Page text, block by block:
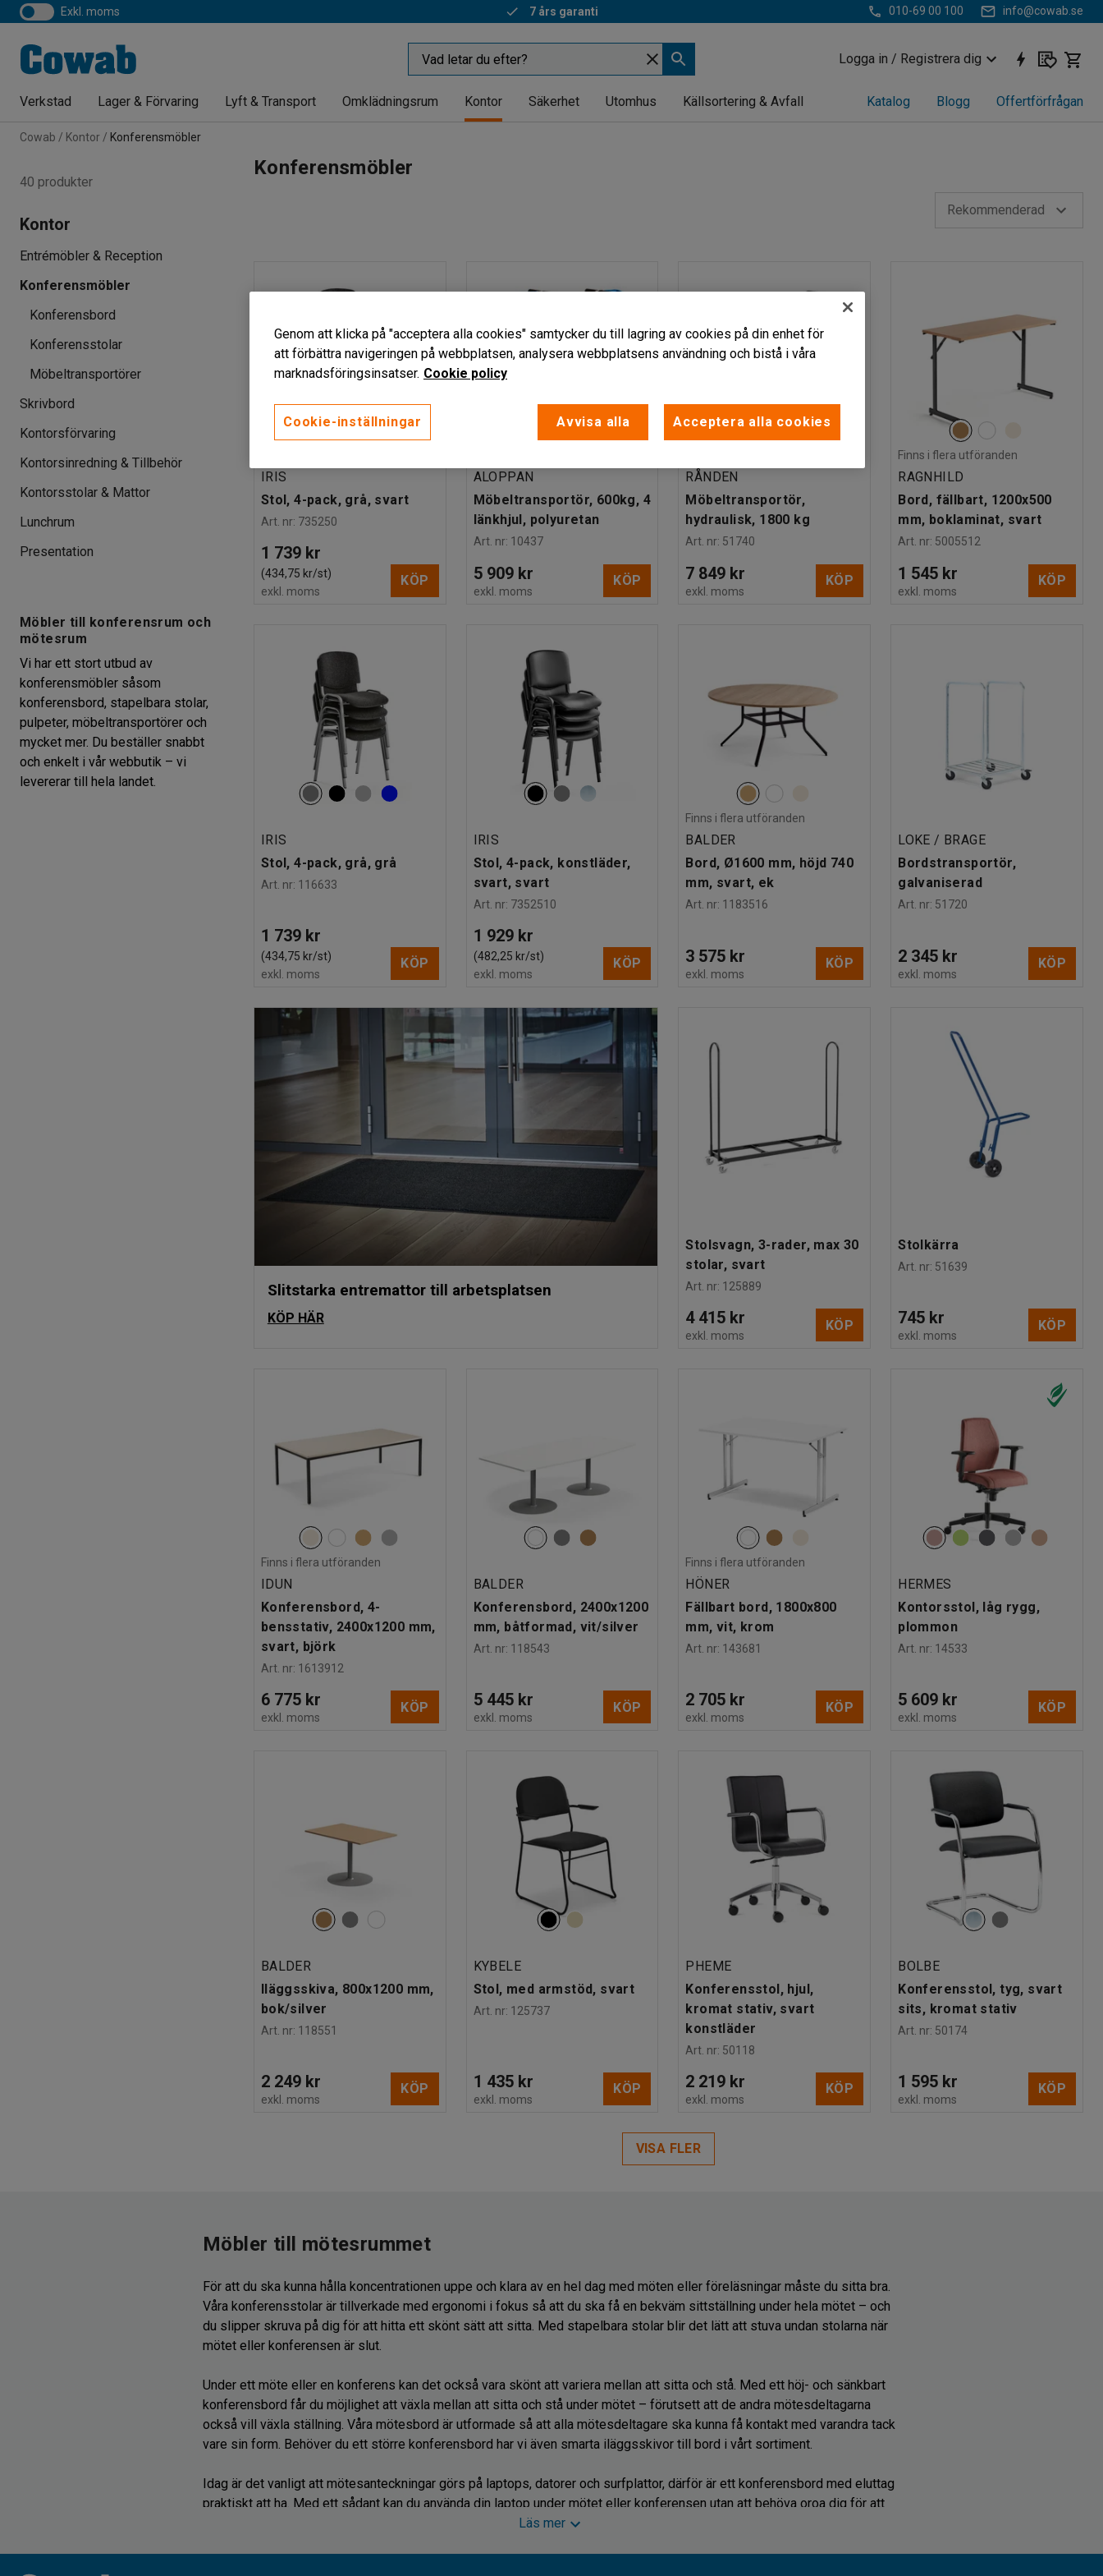
exkl. moms 7 års garanti 010-69 00 100 info@cowab.se
Logga in / Registrera dig
Verkstad Lager & Förvaring Lyft & Transport Omklädningsrum Kontor Säkerhet Utomhus Källsortering & Avfall Katalog Blogg Offertförfrågan
Cowab Kontor Konferensmöbler
Konferensmöbler
Rekommenderad
IRIS
Stol, 4-pack, grå, svart
Art. nr: 735250
1 739 kr
(434,75 kr/st)
exkl. moms
KÖP
ALOPPAN
Möbeltransportör, 600kg, 4
länkhjul, polyuretan
Art. nr: 10437
5 909 kr
exkl. moms
KÖP
RÅNDEN
Möbeltransportör,
hydraulisk, 1800 kg
Art. nr: 51740
7 849 kr
exkl. moms
KÖP
Finns i flera utföranden
RAGNHILD
Bord, fällbart, 1200x500
mm, boklaminat, svart
Art. nr: 5005512
1 545 kr
exkl. moms
KÖP
IRIS
Stol, 4-pack, grå, grå
Art. nr: 116633
1 739 kr
(434,75 kr/st)
exkl. moms
KÖP
IRIS
Stol, 4-pack, konstläder,
svart, svart
Art. nr: 7352510
1 929 kr
(482,25 kr/st)
exkl. moms
KÖP
Finns i flera utföranden
BALDER
Bord, Ø1600 mm, höjd 740
mm, svart, ek
Art. nr: 1183516
3 575 kr
exkl. moms
KÖP
LOKE / BRAGE
Bordstransportör,
galvaniserad
Art. nr: 51720
2 345 kr
exkl. moms
KÖP
Slitstarka entremattor till arbetsplatsen
KÖP HÄR
Stolsvagn, 3-rader, max 30
stolar, svart
Art. nr: 125889
4 415 kr
exkl. moms
KÖP
Stolkärra
Art. nr: 51639
745 kr
exkl. moms
KÖP
Finns i flera utföranden
IDUN
Konferensbord, 4-
bensstativ, 2400x1200 mm,
svart, björk
Art. nr: 1613912
6 775 kr
exkl. moms
KÖP
BALDER
Konferensbord, 2400x1200
mm, båtformad, vit/silver
Art. nr: 118543
5 445 kr
exkl. moms
KÖP
Finns i flera utföranden
HÖNER
Fällbart bord, 1800x800
mm, vit, krom
Art. nr: 143681
2 705 kr
exkl. moms
KÖP
HERMES
Kontorsstol, låg rygg,
plommon
Art. nr: 14533
5 609 kr
exkl. moms
KÖP
BALDER
Iläggsskiva, 800x1200 mm,
bok/silver
Art. nr: 118551
2 249 kr
exkl. moms
KÖP
KYBELE
Stol, med armstöd, svart
Art. nr: 125737
1 435 kr
exkl. moms
KÖP
PHEME
Konferensstol, hjul,
kromat stativ, svart
konstläder
Art. nr: 50118
2 219 kr
exkl. moms
KÖP
BOLBE
Konferensstol, tyg, svart
sits, kromat stativ
Art. nr: 50174
1 595 kr
exkl. moms
KÖP
VISA FLER
40 produkter
Kontor
Entrémöbler & Reception
Konferensmöbler
Konferensbord
Konferensstolar
Möbeltransportörer
Skrivbord
Kontorsförvaring
Kontorsinredning & Tillbehör
Kontorsstolar & Mattor
Lunchrum
Presentation
Möbler till konferensrum och
mötesrum
Vi har ett stort utbud av
konferensmöbler såsom
konferensbord, stapelbara stolar,
pulpeter, möbeltransportörer och
mycket mer. Du beställer snabbt
och enkelt i vår webbutik – vi
levererar till hela landet.
Möbler till mötesrummet
För att du ska kunna hålla koncentrationen uppe och klara av en hel dag med möten eller föreläsningar måste du sitta bra.
Våra konferensstolar är tillverkade med ergonomi i fokus så att du ska få en bekväm sittställning under hela mötet – och
du slipper skruva på dig för att hitta ett skönt sätt att sitta. Med stapelbara stolar blir det lätt att stuva undan stolarna när
mötet eller konferensen är slut.
Under ett möte eller en konferens kan det också vara skönt att variera mellan att sitta och stå. Med ett höj- och sänkbart
konferensbord får du möjlighet att växla mellan att sitta och stå under mötet – förutsett att de andra mötesdeltagarna
också vill växla ställning. Våra mötesbord är utformade så att alla mötesdeltagare ska kunna få kontakt med varandra tack
vare sin form. Behöver du ett större konferensbord har vi även smarta iläggsskivor till bord i vårt sortiment.
Idag är det vanligt att mötesanteckningar görs på laptops, datorer och surfplattor, därför är ett konferensbord med eluttag
praktiskt att ha. Med ett sådant kan du använda din laptop under mötet eller konferensen utan att behöva oroa dig för att
Läs mer
Genom att klicka på "acceptera alla cookies" samtycker du till lagring av cookies på din enhet för
att förbättra navigeringen på webbplatsen, analysera webbplatsens användning och bistå i våra
marknadsföringsinsatser. Cookie policy
Cookie-inställningar Avvisa alla Acceptera alla cookies